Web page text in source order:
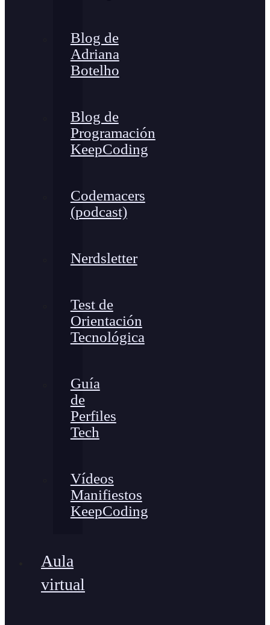
Blog de
Adriana
Botelho
Blog de
Programación
KeepCoding
Codemacers
(podcast)
Nerdsletter
Test de
Orientación
Tecnológica
Guía
de
Perfiles
Tech
Vídeos
Manifiestos
KeepCoding
Aula
virtual